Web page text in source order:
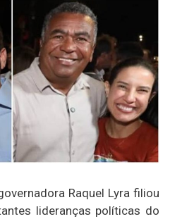
Raquel Lyra filiou
lideranças políticas do